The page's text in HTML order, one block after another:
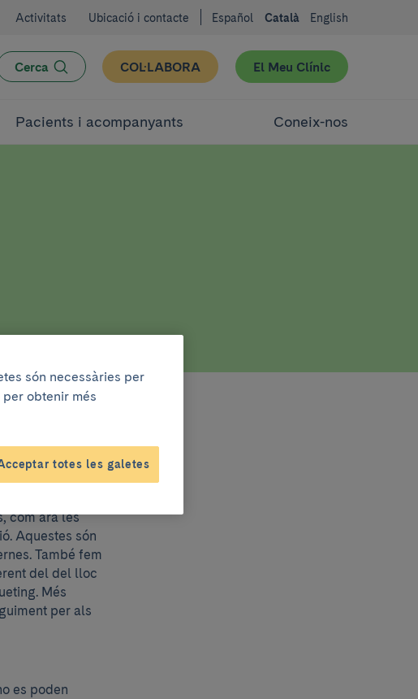
Activitats Ubicació i contacte Español Català English
Cerca COL·LABORA El Meu Clínic
Pacients i acompanyants Coneix-nos
al vostre
com ara les
Aquestes són
També fem
del del lloc
Més
per als
es poden
són necessàries per
obtenir més
totes les galetes